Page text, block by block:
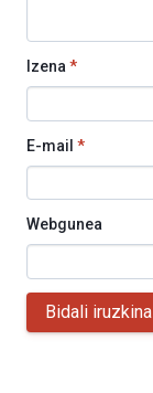
Izena*
E-mail *
Webgunea
Bidali iruzkina